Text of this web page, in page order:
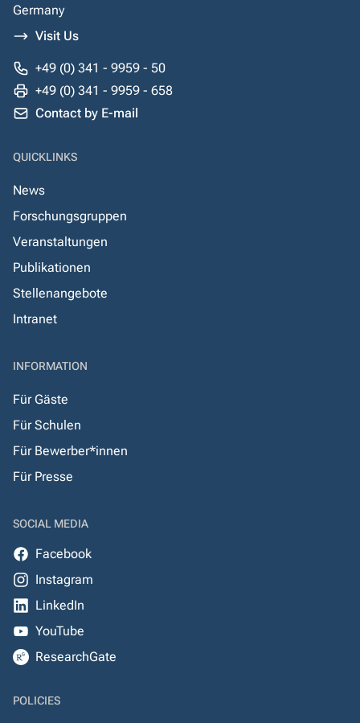
Germany
Visit Us
+49 (0) 341 - 9959 - 50
+49 (0) 341 - 9959 - 658
Contact by E-mail
QUICKLINKS
News
Forschungsgruppen
Veranstaltungen
Publikationen
Stellenangebote
Intranet
INFORMATION
Für Gäste
Für Schulen
Für Bewerber*innen
Für Presse
SOCIAL MEDIA
Facebook
Instagram
LinkedIn
YouTube
ResearchGate
POLICIES